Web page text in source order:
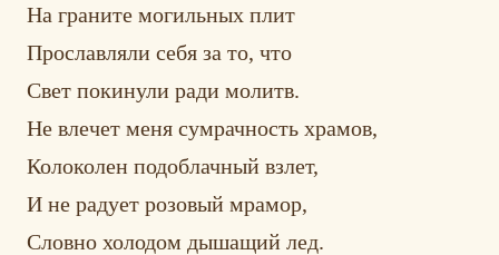
На граните могильных плит
Прославляли себя за то, что
Свет покинули ради молитв.
Не влечет меня сумрачность храмов,
Колоколен подоблачный взлет,
И не радует розовый мрамор,
Словно холодом дышащий лед.